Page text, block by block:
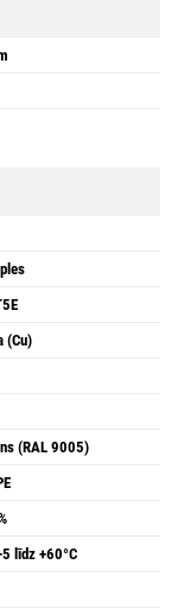
(Cu)
(RAL 9005)
līdz +60°C